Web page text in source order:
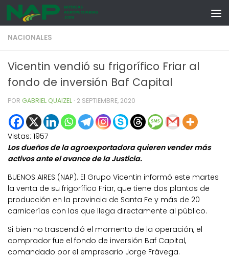
Skip to content
NACIONALES
Vicentin vendió su frigorífico Friar al
fondo de inversión Baf Capital
POR GABRIEL QUAIZEL · 2 SEPTIEMBRE, 2020
Vistas: 1957
Los dueños de la agroexportadora quieren vender más
activos ante el avance de la Justicia.
BUENOS AIRES (NAP). El Grupo Vicentin informó este martes
la venta de su frigorífico Friar, que tiene dos plantas de
producción en la provincia de Santa Fe y más de 20
carnicerías con las que llega directamente al público.
Si bien no trascendió el momento de la operación, el
comprador fue el fondo de inversión Baf Capital,
comandado por el empresario Jorge Frávega.